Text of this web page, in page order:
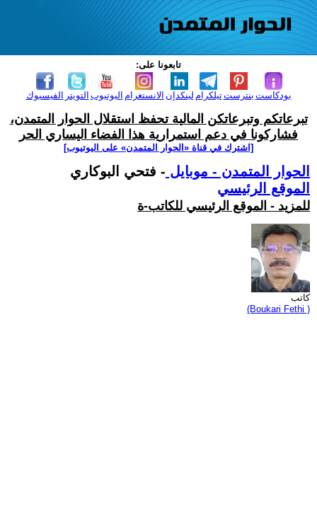
تابعونا على:
الفيسبوك التويتر اليوتيوب الانستغرام لينكدإن تيلكرامبنترست بودكاست
تبرعاتكم وتبرعاتكن المالية تحفظ استقلال الحوار المتمدن،
فشاركونا في دعم استمرارية هذا الفضاء اليساري الحر
[اشترك في قناة ‫«الحوار المتمدن» على اليوتيوب]
الحوار المتمدن - موبايل - فتحي البوكاري
الموقع الرئيسي
للمزيد - الموقع الرئيسي للكاتب-ة
كاتب
(Boukari Fethi )